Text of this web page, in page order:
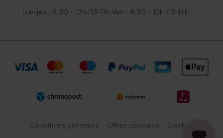
Lun-jeu : 8.30 - 12h /13-17h Ven : 8.30 - 12h /13-16h
Conditions générales Offres spéciales Cookies